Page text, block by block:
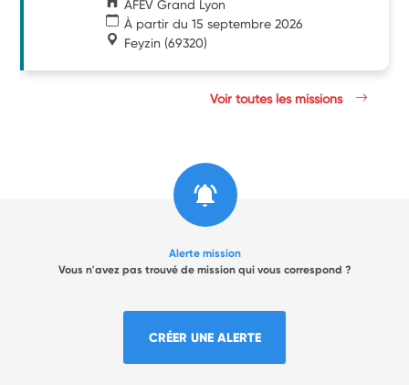
AFEV Grand Lyon
À partir du 15 septembre 2026
Feyzin (69320)
Voir toutes les missions
Alerte mission
Vous n'avez pas trouvé de mission qui vous correspond ?
CRÉER UNE ALERTE